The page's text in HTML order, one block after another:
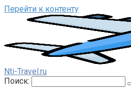
Перейти к контенту
Nti-Travel.ru
Поиск: